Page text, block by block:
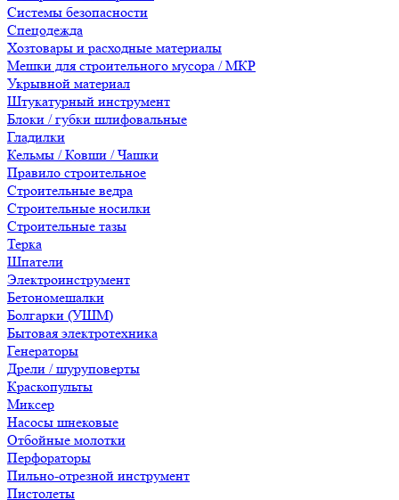
Системы безопасности
Спецодежда
Хозтовары и расходные материалы
Мешки для строительного мусора / МКР
Укрывной материал
Штукатурный инструмент
Блоки / губки шлифовальные
Гладилки
Кельмы / Ковши / Чашки
Правило строительное
Строительные ведра
Строительные носилки
Строительные тазы
Терка
Шпатели
Электроинструмент
Бетономешалки
Болгарки (УШМ)
Бытовая электротехника
Генераторы
Дрели / шуруповерты
Краскопульты
Миксер
Насосы шнековые
Отбойные молотки
Перфораторы
Пильно-отрезной инструмент
Пистолеты